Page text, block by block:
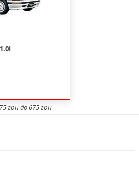
1.0I
грн до 675 грн